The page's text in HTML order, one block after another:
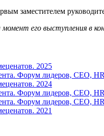
заместителем
его выступления в
2025
Форум лидеров, CEO,
2024
Форум лидеров, CEO,
Форум лидеров, CEO,
2021